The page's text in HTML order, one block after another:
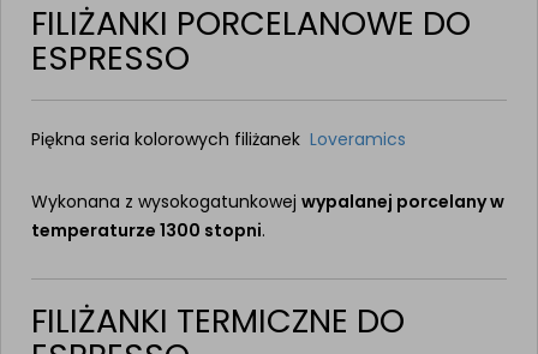
FILIŻANKI PORCELANOWE DO
ESPRESSO
Piękna seria kolorowych filiżanek Loveramics
Wykonana z wysokogatunkowej wypalanej porcelany w
temperaturze 1300 stopni.
FILIŻANKI TERMICZNE DO